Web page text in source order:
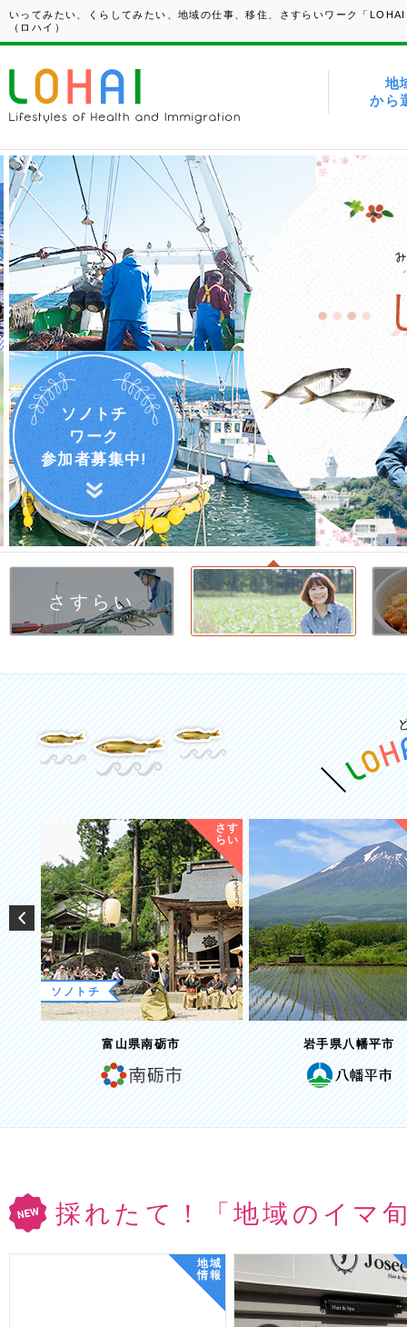
いってみたい、くらしてみたい、地域の仕事、移住、さすらいワーク「
（ロハイ）
地
から
さすらい しごと
ソノトチ
ワーク
参加者募集中!
さす
らい
岩手県八幡平市 山梨県小菅村
採れたて！「地域のイマ
地域
情報